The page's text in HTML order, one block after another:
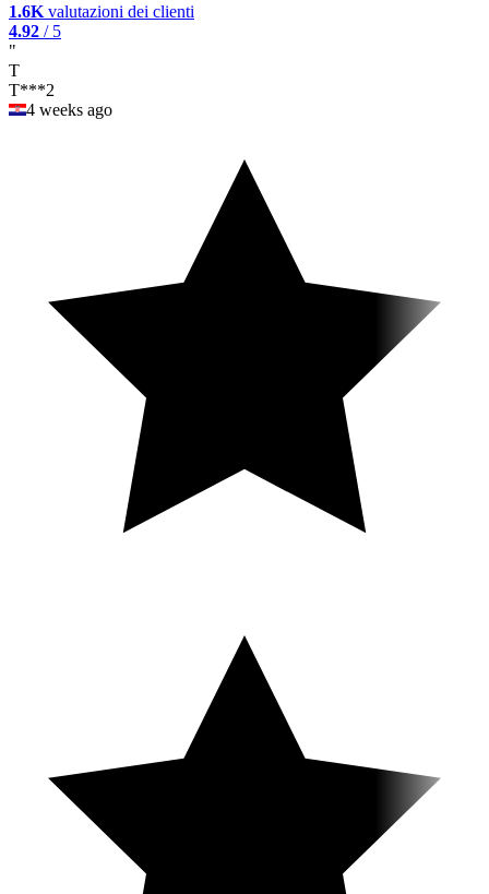
1.6K valutazioni dei clienti
4.92 / 5
"
T
T***2
4 weeks ago